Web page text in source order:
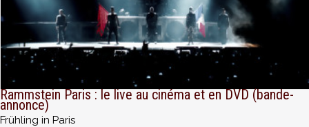
Rammstein Paris : le live au cinéma et en DVD (bande-
annonce)
Frühling in Paris